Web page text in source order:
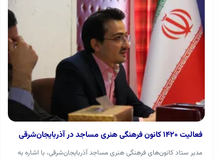
فعالیت ۱۴۲۰ کانون فرهنگی هنری مساجد در آذربایجان‌شرقی
مدیر ستاد کانون‌های فرهنگی هنری مساجد آذربایجان‌شرقی، با اشاره به